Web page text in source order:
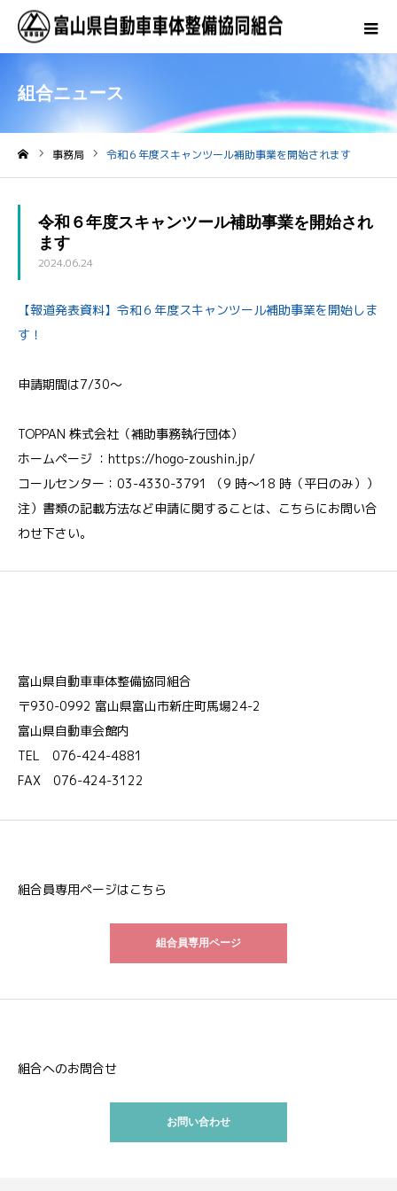
組合ニュース
事務局 令和６年度スキャンツール補助事業を開始されます
令和６年度スキャンツール補助事業を開始され
ます
2024.06.24
【報道発表資料】令和６年度スキャンツール補助事業を開始しま
す！
申請期間は7/30～
TOPPAN 株式会社（補助事務執行団体）
ホームページ ：https://hogo-zoushin.jp/
コールセンター：03-4330-3791 （9 時～18 時（平日のみ））
注）書類の記載方法など申請に関することは、こちらにお問い合
わせ下さい。
富山県自動車車体整備協同組合
〒930-0992 富山県富山市新庄町馬場24-2
富山県自動車会館内
TEL 076-424-4881
FAX 076-424-3122
組合員専用ページはこちら
組合員専用ページ
組合へのお問合せ
お問い合わせ